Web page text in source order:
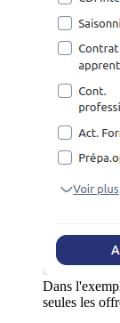
Dans
seules les